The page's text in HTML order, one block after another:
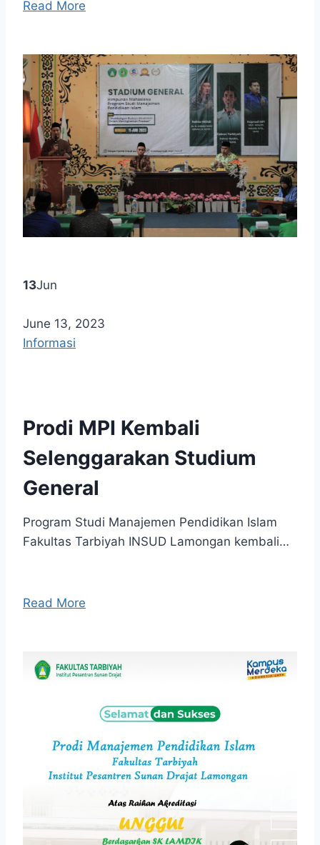
Read More
13Jun
June 13, 2023
Informasi
Prodi MPI Kembali
Selenggarakan Studium
General
Program Studi Manajemen Pendidikan Islam
Fakultas Tarbiyah INSUD Lamongan kembali…
Read More